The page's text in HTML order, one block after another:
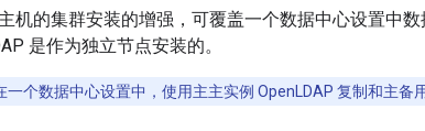
机的集群安装的增强，可覆盖一个数据中心设置中数
是作为独立节点安装的。
一个数据中心设置中，使用主主实例 OpenLDAP 复制和主备